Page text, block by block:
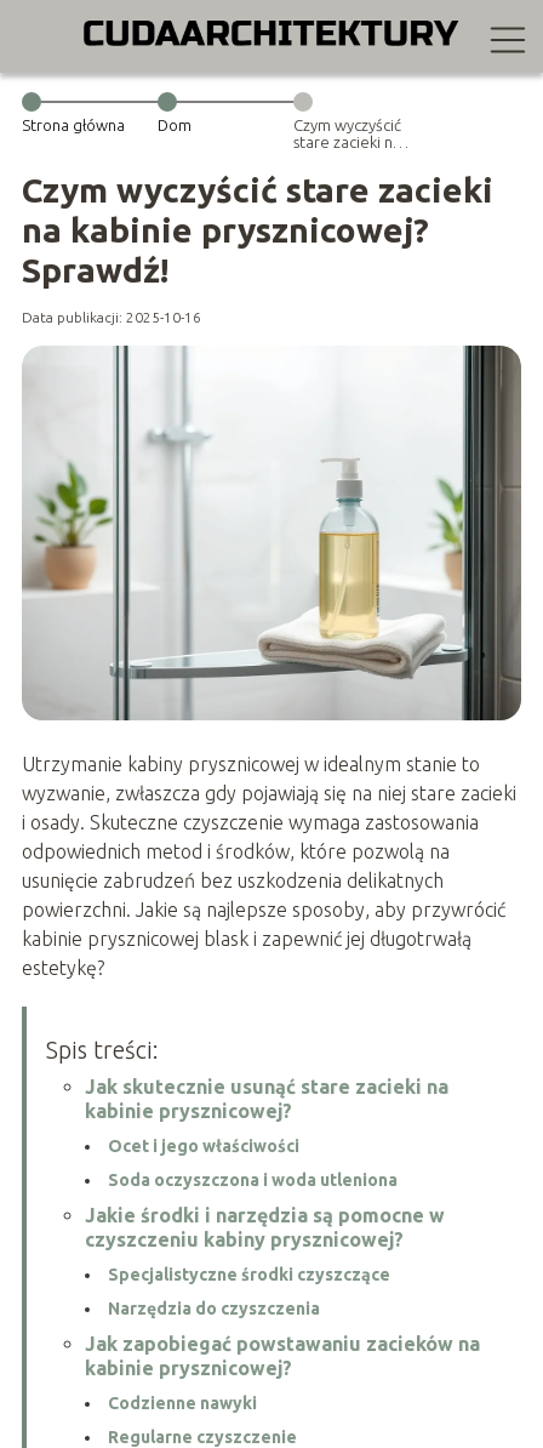
Strona główna Dom
Czym wyczyścić
stare zacieki na
prysznicowej?
Sprawdź!
Czym wyczyścić stare zacieki
na kabinie prysznicowej?
Sprawdź!
Data publikacji: 2025-10-16
Utrzymanie kabiny prysznicowej w idealnym stanie to
wyzwanie, zwłaszcza gdy pojawiają się na niej stare zacieki
i osady. Skuteczne czyszczenie wymaga zastosowania
odpowiednich metod i środków, które pozwolą na
usunięcie zabrudzeń bez uszkodzenia delikatnych
powierzchni. Jakie są najlepsze sposoby, aby przywrócić
kabinie prysznicowej blask i zapewnić jej długotrwałą
estetykę?
Spis treści:
Jak skutecznie usunąć stare zacieki na
kabinie prysznicowej?
Ocet i jego właściwości
Soda oczyszczona i woda utleniona
Jakie środki i narzędzia są pomocne w
czyszczeniu kabiny prysznicowej?
Specjalistyczne środki czyszczące
Narzędzia do czyszczenia
Jak zapobiegać powstawaniu zacieków na
kabinie prysznicowej?
Codzienne nawyki
Regularne czyszczenie